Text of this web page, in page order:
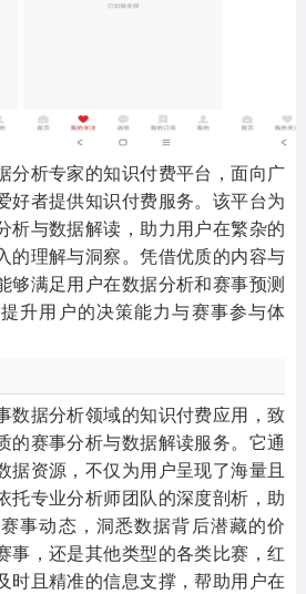
分析专家的知识付费平台，面向广
好者提供知识付费服务。该平台为
析与数据解读，助力用户在繁杂的
的理解与洞察。凭借优质的内容与
够满足用户在数据分析和赛事预测
升用户的决策能力与赛事参与体
数据分析领域的知识付费应用，致
的赛事分析与数据解读服务。它通
据资源，不仅为用户呈现了海量且
托专业分析师团队的深度剖析，助
事动态，洞悉数据背后潜藏的价
事，还是其他类型的各类比赛，红
时且精准的信息支撑，帮助用户在